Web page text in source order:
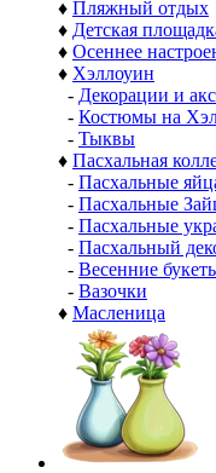
♦ Пляжный отдых
♦ Детская
♦ Осеннее
♦ Хэллоуин
- Декорации и
- Костюмы на
- Тыквы
♦ Пасхальная
- Пасхальные
- Пасхальные
- Пасхальные
- Пасхальный
- Весенние
- Вазочки
♦ Масленица